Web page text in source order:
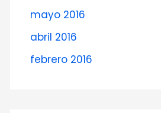
mayo 2016
abril 2016
febrero 2016